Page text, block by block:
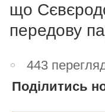
що
передову
443
Поділитись